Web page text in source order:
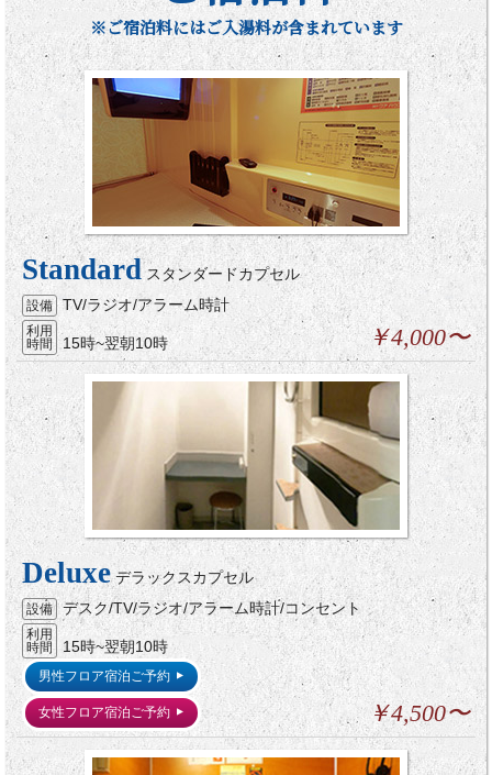
※ご宿泊料にはご入湯料が含まれています
Standardスタンダードカプセル
設備 TV/ラジオ/アラーム時計
利用
時間
15時~翌朝10時 ￥4,000〜
Deluxeデラックスカプセル
設備 デスク/TV/ラジオ/アラーム時計/コンセント
利用
時間
15時~翌朝10時
男性フロア宿泊ご予約
女性フロア宿泊ご予約 ￥4,500〜